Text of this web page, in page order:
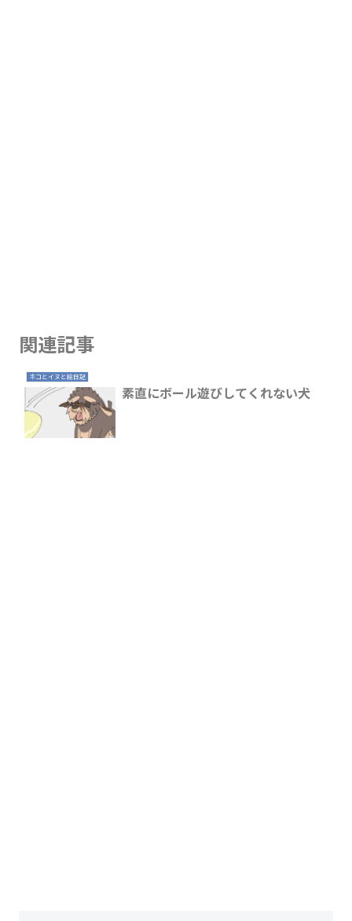
関連記事
ネコとイヌと絵日記
素直にボール遊びしてくれない犬